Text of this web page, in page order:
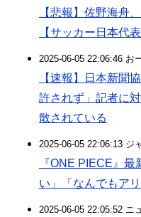
【悲報】佐野海舟
【サッカー日本代表
2025-06-05 22:06:46 お
【速報】日本新聞
許されず」記者に
散されている
2025-06-05 22:06:13 ジ
『ONE PIECE』
い」「なんでもアリ
2025-06-05 22:05:52 ニ